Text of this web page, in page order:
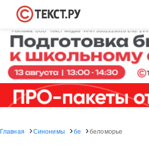
Главная Синонимы бе беломорье